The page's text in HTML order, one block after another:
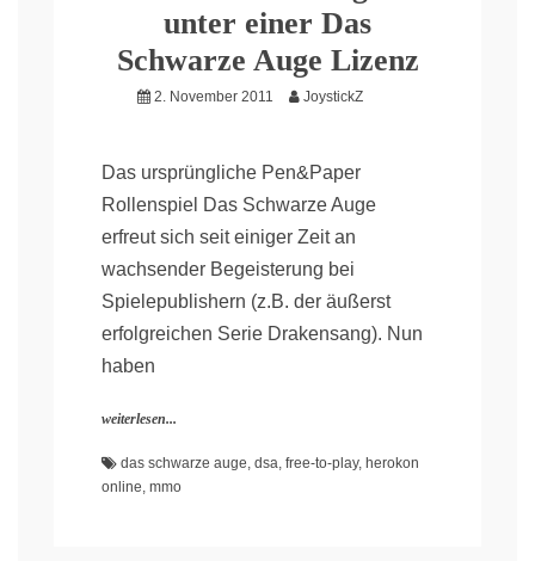
unter einer Das
Schwarze Auge Lizenz
2. November 2011 JoystickZ
Das ursprüngliche Pen&Paper
Rollenspiel Das Schwarze Auge
erfreut sich seit einiger Zeit an
wachsender Begeisterung bei
Spielepublishern (z.B. der äußerst
erfolgreichen Serie Drakensang). Nun
haben
weiterlesen...
das schwarze auge, dsa, free-to-play, herokon
online, mmo